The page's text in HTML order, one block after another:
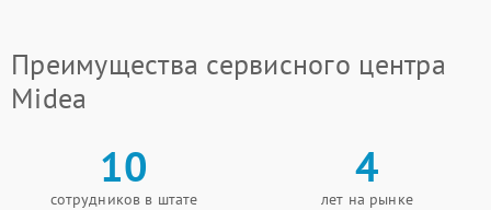
Преимущества сервисного центра
Midea
10
сотрудников в штате
4
лет на рынке